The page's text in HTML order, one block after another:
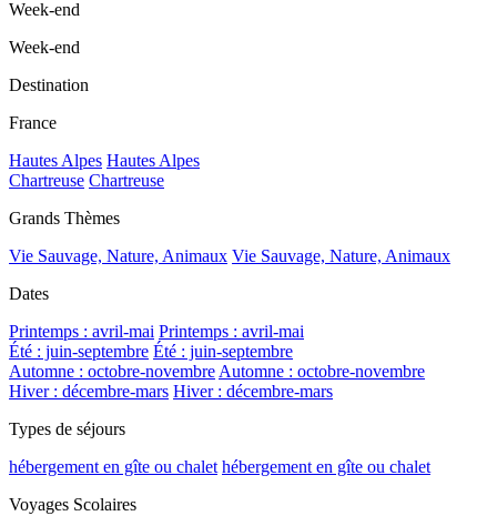
Week-end
Week-end
Destination
France
Hautes Alpes Hautes Alpes
Chartreuse Chartreuse
Grands Thèmes
Vie Sauvage, Nature, Animaux Vie Sauvage, Nature, Animaux
Dates
Printemps : avril-mai Printemps : avril-mai
Été : juin-septembre Été : juin-septembre
Automne : octobre-novembreAutomne : octobre-novembre
Hiver : décembre-mars Hiver : décembre-mars
Types de séjours
hébergement en gîte ou chalet hébergement en gîte ou chalet
Voyages Scolaires